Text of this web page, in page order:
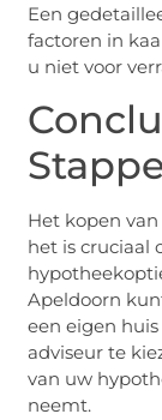
Een
factoren in
u niet voor
Het kopen
het is cruciaal
Apeldoorn
een eigen
adviseur te
van uw
neemt.